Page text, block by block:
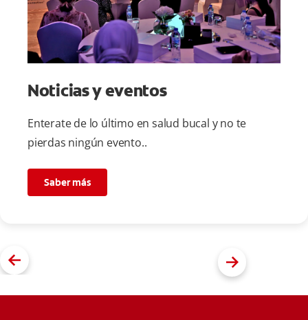
Noticias y eventos
Enterate de lo último en salud bucal y no te
pierdas ningún evento..
Saber más